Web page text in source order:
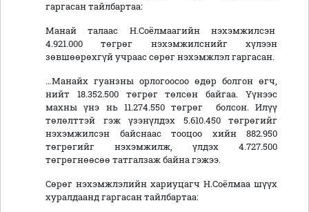
гаргасан тайлбартаа:
Манай талаас Н.Соёлмаагийн нэхэмжилсэн
4.921.000 төгрөг нэхэмжилснийг хүлээн
зөвшөөрөхгүй учраас сөрөг нэхэмжлэл гаргасан.
…Манайх гуанзны орлогоосоо өдөр болгон өгч,
нийт 18.352.500 төгрөг төлсөн байгаа. Үүнээс
махны үнэ нь 11.274.550 төгрөг болсон. Илүү
төлөлттэй гэж үзэнүлдэх 5.610.450 төгрөгийг
нэхэмжилсэн байснаас тооцоо хийн 882.950
төгрөгийг нэхэмжилж, үлдэх 4.727.500
төгрөгнөөсөө татгалзаж байна гэжээ.
Сөрөг нэхэмжлэлийн хариуцагч Н.Соёлмаа шүүх
хуралдаанд гаргасан тайлбартаа: